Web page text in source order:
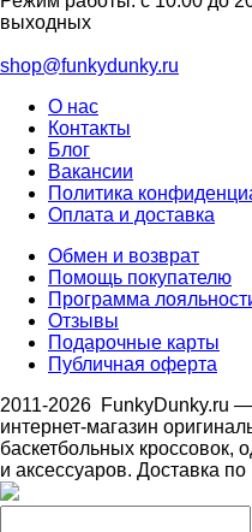
выходных
shop@funkydunky.ru
О нас
Контакты
Блог
Вакансии
Политика
Оплата и доставка
Обмен и возврат
Помощь покупателю
Программа
Отзывы
Подарочные карты
Публичная оферта
2011-2026 FunkyDunky.ru —
интернет-магазин
баскетбольных кроссовок,
и аксессуаров. Доставка по